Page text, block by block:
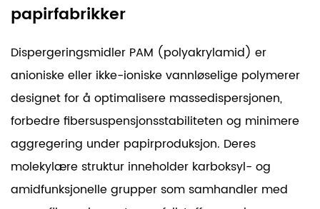
papirfabrikker
Dispergeringsmidler PAM (polyakrylamid) er
anioniske eller ikke-ioniske vannløselige polymerer
designet for å optimalisere massedispersjonen,
forbedre fibersuspensjonsstabiliteten og minimere
aggregering under papirproduksjon. Deres
molekylære struktur inneholder karboksyl- og
amidfunksjonelle grupper som samhandler med